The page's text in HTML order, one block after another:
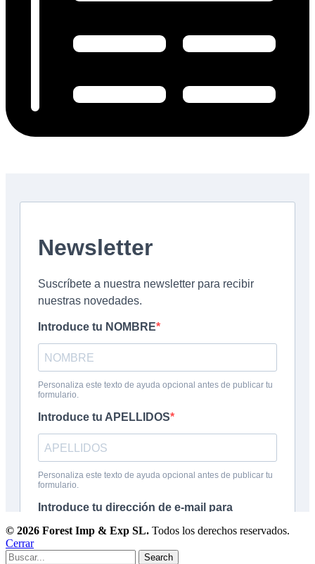
© 2026 Forest Imp & Exp SL. Todos los derechos reservados.
Cerrar
Search